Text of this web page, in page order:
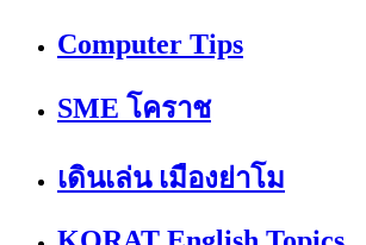
Computer Tips
SME โคราช
เดินเล่น เมืองย่าโม